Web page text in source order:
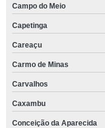
Campo do Meio
Capetinga
Careaçu
Carmo de Minas
Carvalhos
Caxambu
Conceição da Aparecida